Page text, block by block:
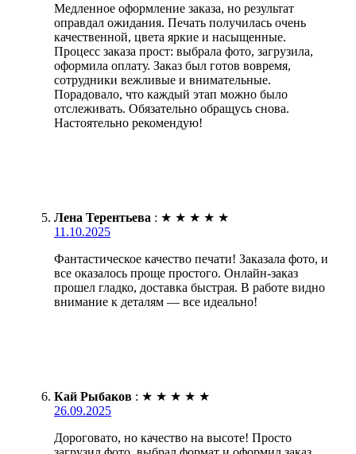
Медленное оформление заказа, но результат
оправдал ожидания. Печать получилась очень
качественной, цвета яркие и насыщенные.
Процесс заказа прост: выбрала фото, загрузила,
оформила оплату. Заказ был готов вовремя,
сотрудники вежливые и внимательные.
Порадовало, что каждый этап можно было
отслеживать. Обязательно обращусь снова.
Настоятельно рекомендую!
Лена Терентьева : ★ ★ ★ ★ ★
11.10.2025
Фантастическое качество печати! Заказала фото, и
все оказалось проще простого. Онлайн-заказ
прошел гладко, доставка быстрая. В работе видно
внимание к деталям — все идеально!
Кай Рыбаков : ★ ★ ★ ★ ★
26.09.2025
Дороговато, но качество на высоте! Просто